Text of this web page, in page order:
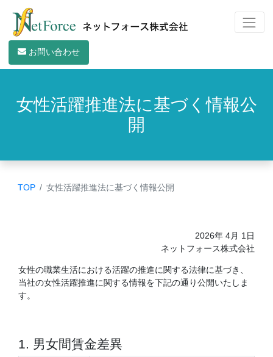
お問い合わせ
女性活躍推進法に基づく情報公
開
TOP 女性活躍推進法に基づく情報公開
2026年 4月 1日
ネットフォース株式会社
女性の職業生活における活躍の推進に関する法律に基づき、
当社の女性活躍推進に関する情報を下記の通り公開いたしま
す。
1. 男女間賃金差異